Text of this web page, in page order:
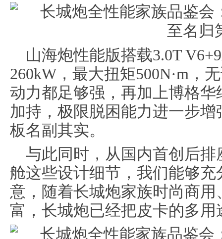
山海炮性能版搭载3.0T
260kW，最大扭矩500N·m，
动力都足够强，再加上博格
加持，极限脱困能力进一步
板名副其实。
与此同时，从国内首创后
舱这些设计细节，我们能够
意，随着长城炮家族时尚商
富，长城炮已经把皮卡的多